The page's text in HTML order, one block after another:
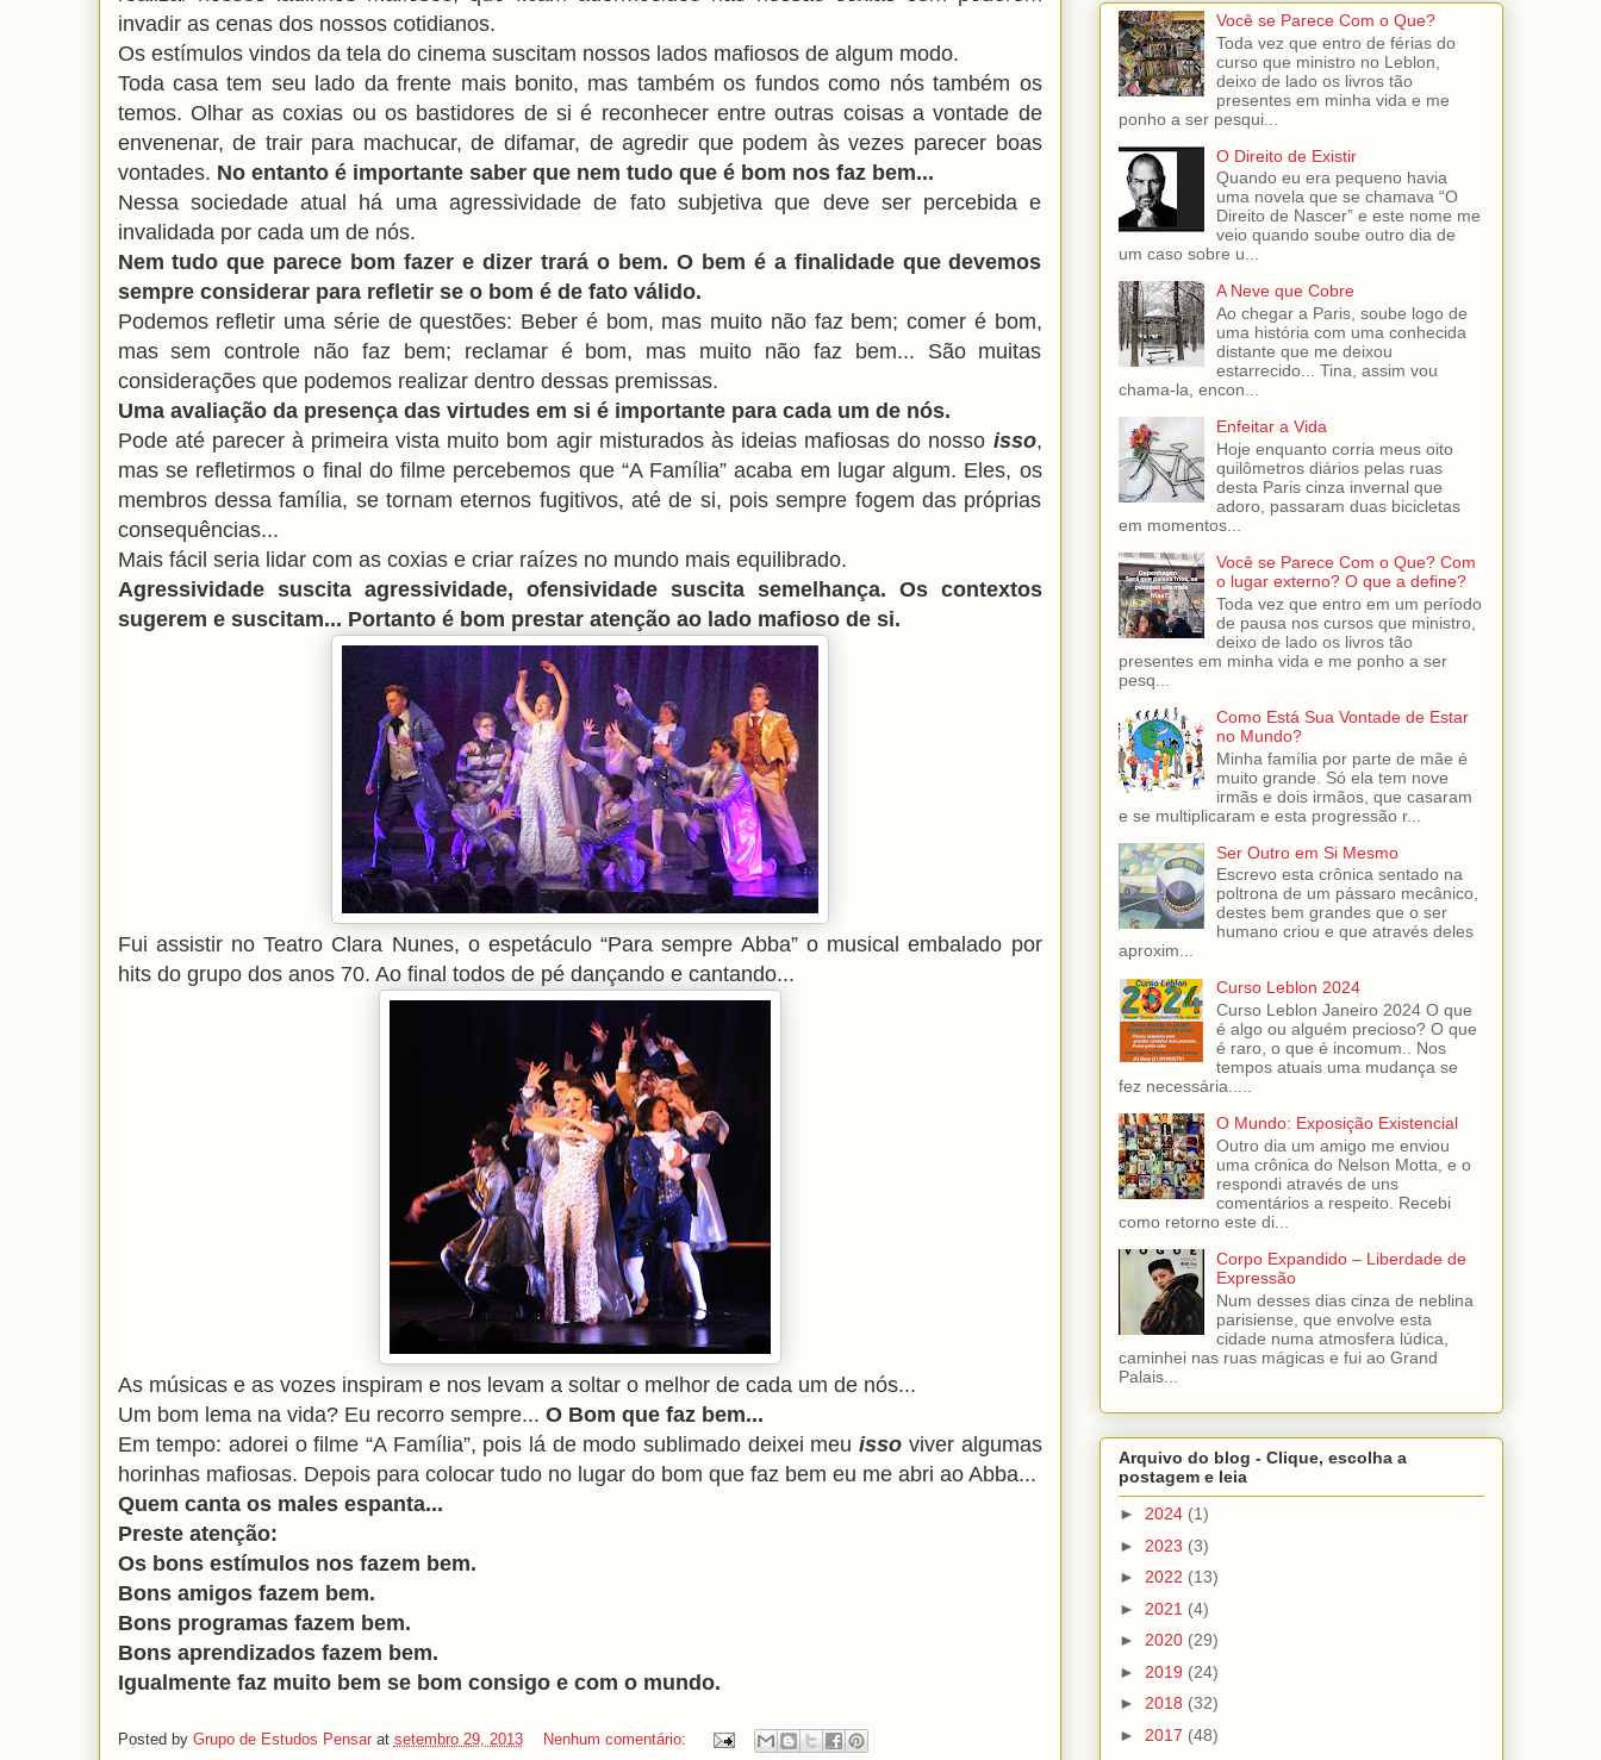
invadir as cenas dos nossos cotidianos.
Os estímulos vindos da tela do cinema suscitam nossos lados mafiosos de algum modo.
Toda casa tem seu lado da frente mais bonito, mas também os fundos como nós também os
temos. Olhar as coxias ou os bastidores de si é reconhecer entre outras coisas a vontade de
envenenar, de trair para machucar, de difamar, de agredir que podem às vezes parecer boas
vontades. No entanto é importante saber que nem tudo que é bom nos faz bem...
Nessa sociedade atual há uma agressividade de fato subjetiva que deve ser percebida e
invalidada por cada um de nós.
Nem tudo que parece bom fazer e dizer trará o bem. O bem é a finalidade que devemos
sempre considerar para refletir se o bom é de fato válido.
Podemos refletir uma série de questões: Beber é bom, mas muito não faz bem; comer é bom,
mas sem controle não faz bem; reclamar é bom, mas muito não faz bem... São muitas
considerações que podemos realizar dentro dessas premissas.
Uma avaliação da presença das virtudes em si é importante para cada um de nós.
Pode até parecer à primeira vista muito bom agir misturados às ideias mafiosas do nosso isso,
mas se refletirmos o final do filme percebemos que “A Família” acaba em lugar algum. Eles, os
membros dessa família, se tornam eternos fugitivos, até de si, pois sempre fogem das próprias
consequências...
Mais fácil seria lidar com as coxias e criar raízes no mundo mais equilibrado.
Agressividade suscita agressividade, ofensividade suscita semelhança. Os contextos
sugerem e suscitam... Portanto é bom prestar atenção ao lado mafioso de si.
Fui assistir no Teatro Clara Nunes, o espetáculo “Para sempre Abba” o musical embalado por
hits do grupo dos anos 70. Ao final todos de pé dançando e cantando...
As músicas e as vozes inspiram e nos levam a soltar o melhor de cada um de nós...
Um bom lema na vida? Eu recorro sempre... O Bom que faz bem...
Em tempo: adorei o filme “A Família”, pois lá de modo sublimado deixei meuisso viver algumas
horinhas mafiosas. Depois para colocar tudo no lugar do bom que faz bem eu me abri ao Abba...
Quem canta os males espanta...
Preste atenção:
Os bons estímulos nos fazem bem.
Bons amigos fazem bem.
Bons programas fazem bem.
Bons aprendizados fazem bem.
Igualmente faz muito bem se bom consigo e com o mundo.
Posted by Grupo de Estudos Pensar at setembro 29, 2013 Nenhum comentário:
Você se Parece Com o Que?
Toda vez que entro de férias do
curso que ministro no Leblon,
deixo de lado os livros tão
presentes em minha vida e me
ponho a ser pesqui...
O Direito de Existir
Quando eu era pequeno havia
uma novela que se chamava “O
Direito de Nascer” e este nome me
veio quando soube outro dia de
um caso sobre u...
A Neve que Cobre
Ao chegar a Paris, soube logo de
uma história com uma conhecida
distante que me deixou
estarrecido... Tina, assim vou
chama-la, encon...
Enfeitar a Vida
Hoje enquanto corria meus oito
quilômetros diários pelas ruas
desta Paris cinza invernal que
adoro, passaram duas bicicletas
em momentos...
Você se Parece Com o Que? Com
o lugar externo? O que a define?
Toda vez que entro em um período
de pausa nos cursos que ministro,
deixo de lado os livros tão
presentes em minha vida e me ponho a ser
pesq...
Como Está Sua Vontade de Estar
no Mundo?
Minha família por parte de mãe é
muito grande. Só ela tem nove
irmãs e dois irmãos, que casaram
e se multiplicaram e esta progressão r...
Ser Outro em Si Mesmo
Escrevo esta crônica sentado na
poltrona de um pássaro mecânico,
destes bem grandes que o ser
humano criou e que através deles
aproxim...
Curso Leblon 2024
Curso Leblon Janeiro 2024 O que
é algo ou alguém precioso? O que
é raro, o que é incomum.. Nos
tempos atuais uma mudança se
fez necessária.....
O Mundo: Exposição Existencial
Outro dia um amigo me enviou
uma crônica do Nelson Motta, e o
respondi através de uns
comentários a respeito. Recebi
como retorno este di...
Corpo Expandido – Liberdade de
Expressão
Num desses dias cinza de neblina
parisiense, que envolve esta
cidade numa atmosfera lúdica,
caminhei nas ruas mágicas e fui ao Grand
Palais...
Arquivo do blog - Clique, escolha a
postagem e leia
► 2024 (1)
► 2023 (3)
► 2022 (13)
► 2021 (4)
► 2020 (29)
► 2019 (24)
► 2018 (32)
► 2017 (48)